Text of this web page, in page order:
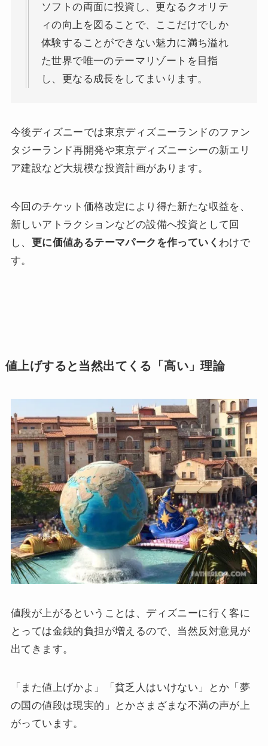
ソフトの両面に投資し、更なるクオリテ
ィの向上を図ることで、ここだけでしか
体験することができない魅力に満ち溢れ
た世界で唯一のテーマリゾートを目指
し、更なる成長をしてまいります。
今後ディズニーでは東京ディズニーランドのファン
タジーランド再開発や東京ディズニーシーの新エリ
ア建設など大規模な投資計画があります。
今回のチケット価格改定により得た新たな収益を、
新しいアトラクションなどの設備へ投資として回
し、
更に価値あるテーマパークを作っていく わけで
す。
値上げすると当然出てくる「高い」理論
値段が上がるということは、ディズニーに行く客に
とっては金銭的負担が増えるので、当然反対意見が
出てきます。
「また値上げかよ」「貧乏人はいけない」とか「夢
の国の値段は現実的」とかさまざまな不満の声が上
がっています。